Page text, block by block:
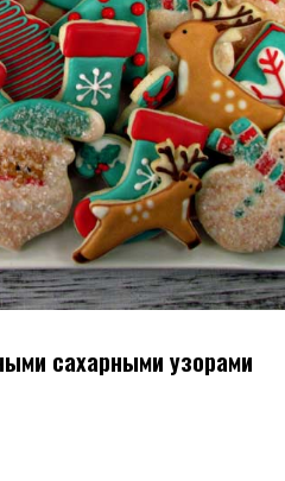
сахарными узорами